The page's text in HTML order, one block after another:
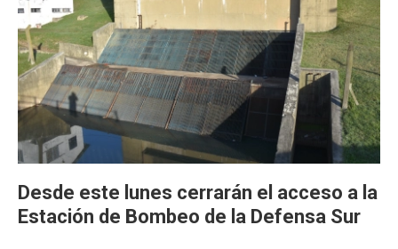
Desde este lunes cerrarán el acceso a la
Estación de Bombeo de la Defensa Sur